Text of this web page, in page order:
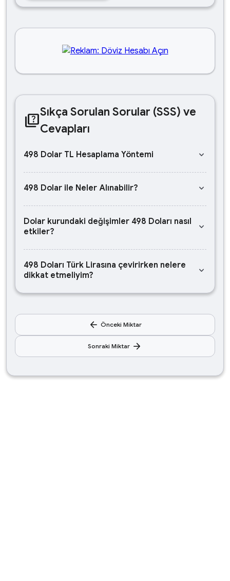
quizSıkça Sorulan Sorular (SSS) ve
Cevapları
498 Dolar TL Hesaplama Yöntemi keyboard_arrow_down
498 Dolar ile Neler Alınabilir? keyboard_arrow_down
Dolar kurundaki değişimler 498 Doları nasıl
etkiler?
keyboard_arrow_down
498 Doları Türk Lirasına çevirirken nelere
dikkat etmeliyim?
keyboard_arrow_down
arrow_back Önceki Miktar
Sonraki Miktar arrow_forward